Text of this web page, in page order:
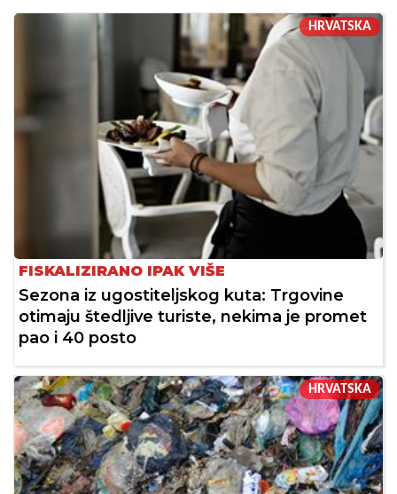
HRVATSKA
FISKALIZIRANO IPAK VIŠE
Sezona iz ugostiteljskog kuta: Trgovine
otimaju štedljive turiste, nekima je promet
pao i 40 posto
HRVATSKA